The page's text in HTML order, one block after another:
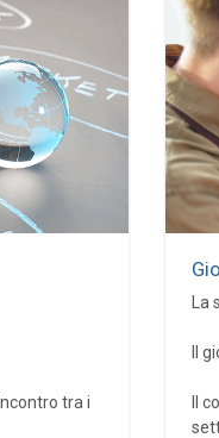
tra i
Il
Il